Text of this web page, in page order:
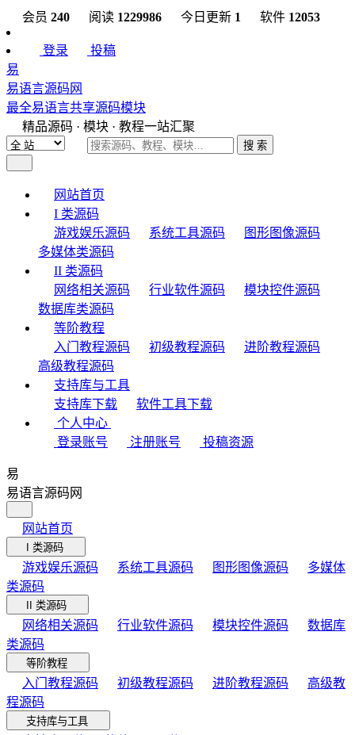
会员 240 阅读 1229986 今日更新 1 软件 12053
登录
投稿
易
易语言源码网
最全易语言共享源码模块
精品源码 · 模块 · 教程一站汇聚
搜 索
网站首页
I 类源码
游戏娱乐源码
系统工具源码
图形图像源码
多媒体类源码
II 类源码
网络相关源码
行业软件源码
模块控件源码
数据库类源码
等阶教程
入门教程源码
初级教程源码
进阶教程源码
高级教程源码
支持库与工具
支持库下载
软件工具下载
个人中心
登录账号
注册账号 投稿资源
易
易语言源码网
网站首页
I 类源码
游戏娱乐源码 系统工具源码 图形图像源码
多媒体
类源码
II 类源码
网络相关源码 行业软件源码 模块控件源码
数据库
类源码
等阶教程
入门教程源码 初级教程源码 进阶教程源码
高级教
程源码
支持库与工具